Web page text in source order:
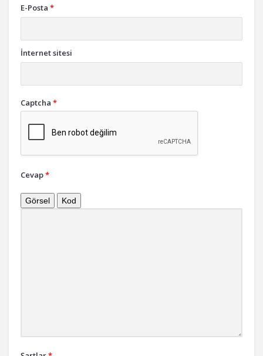
E-Posta *
İnternet sitesi
Captcha *
Cevap*
Görsel Kod